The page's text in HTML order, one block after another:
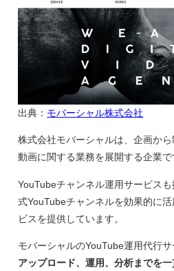
出典： モバーシャル株式会社
株式会社モバーシャルは、企画か
動画に関する業務を展開する企業で
YouTubeチャンネル運用サービス
式YouTubeチャンネルを効果的に
ビスを提供しています。
モバーシャルのYouTube運用代行
アップロード、運用、分析までを